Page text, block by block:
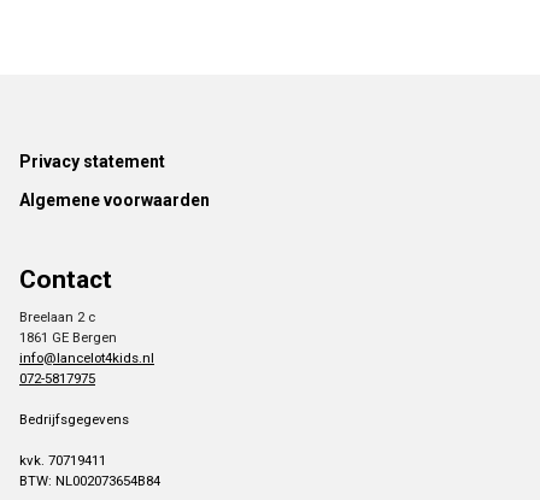
Footer
Privacy statement
Algemene voorwaarden
Contact
Breelaan 2 c
1861 GE Bergen
info@lancelot4kids.nl
072-5817975
Bedrijfsgegevens
kvk. 70719411
BTW: NL002073654B84